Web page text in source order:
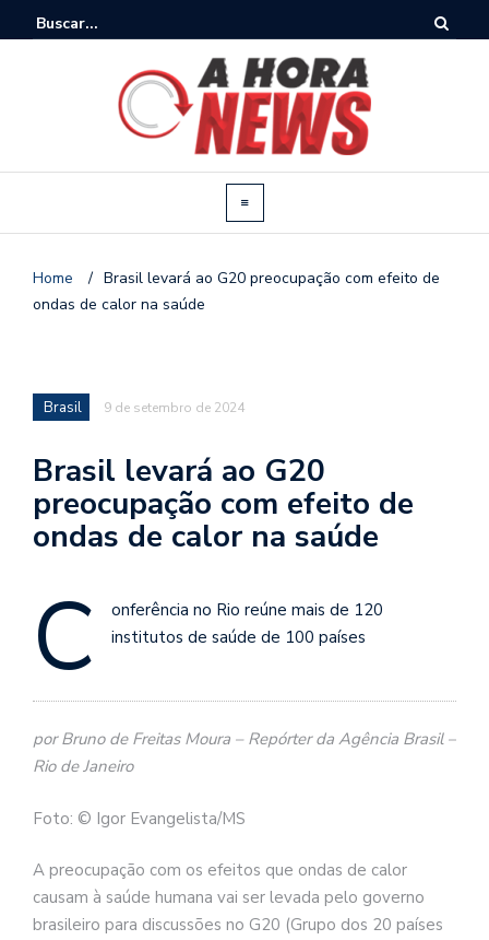
Home / Brasil levará ao G20 preocupação com efeito de
ondas de calor na saúde
Brasil 9 de setembro de 2024
Brasil levará ao G20
preocupação com efeito de
ondas de calor na saúde
C
onferência no Rio reúne mais de 120
institutos de saúde de 100 países
por Bruno de Freitas Moura – Repórter da Agência Brasil –
Rio de Janeiro
Foto: © Igor Evangelista/MS
A preocupação com os efeitos que ondas de calor
causam à saúde humana vai ser levada pelo governo
brasileiro para discussões no G20 (Grupo dos 20 países